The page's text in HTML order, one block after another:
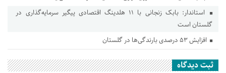
استاندار: بابک زنجانی با ۱۱ هلدینگ اقتصادی پیگیر سرمایه‌گذاری در
گلستان است
افزایش ۵۳ درصدی بارندگی‌ها در گلستان
ثبت دیدگاه